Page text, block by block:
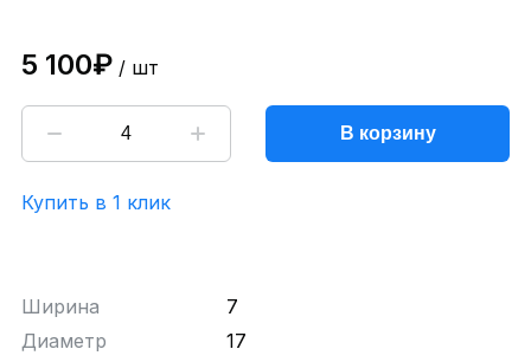
5 100₽/ шт
В корзину
Купить в 1 клик
Ширина
7
Диаметр
17